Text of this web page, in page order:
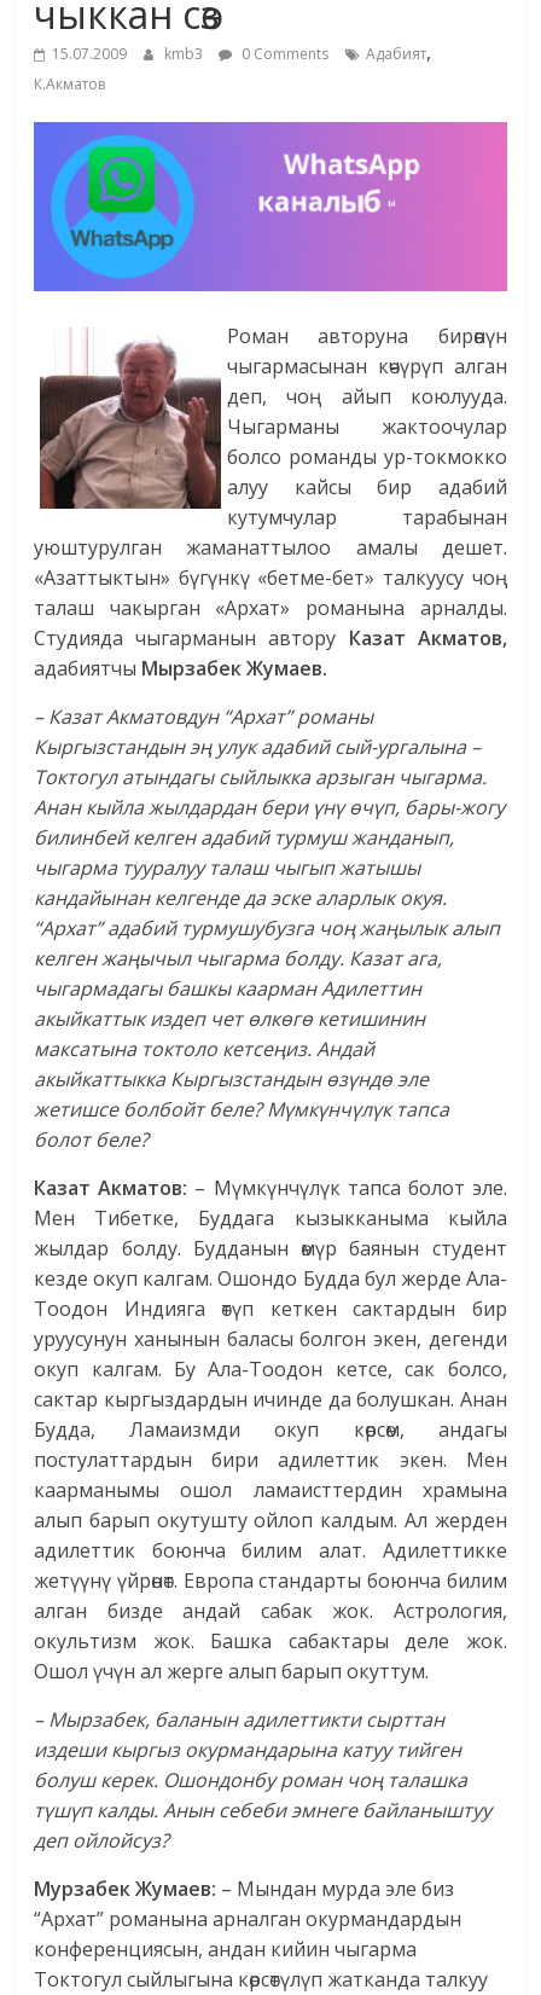
жана
адабияты
чыккан сөз
15.07.2009 kmb3 0 Comments Адабият,
К.Акматов
Роман авторуна бирөөнүн
чыгармасынан көчүрүп алган
деп, чоң айып коюлууда.
Чыгарманы жактоочулар
болсо романды ур-токмокко
алуу кайсы бир адабий
кутумчулар тарабынан
уюштурулган жаманаттылоо амалы дешет.
«Азаттыктын» бүгүнкү «бетме-бет» талкуусу чоң
талаш чакырган «Архат» романына арналды.
Студияда чыгарманын автору Казат Акматов,
адабиятчы Мырзабек Жумаев.
– Казат Акматовдун “Архат” романы
Кыргызстандын эң улук адабий сый-ургалына –
Токтогул атындагы сыйлыкка арзыган чыгарма.
Анан кыйла жылдардан бери үнү өчүп, бары-жогу
билинбей келген адабий турмуш жанданып,
чыгарма тууралуу талаш чыгып жатышы
кандайынан келгенде да эске аларлык окуя.
“Архат” адабий турмушубузга чоң жаңылык алып
келген жаңычыл чыгарма болду. Казат ага,
чыгармадагы башкы каарман Адилеттин
акыйкаттык издеп чет өлкөгө кетишинин
максатына токтоло кетсеңиз. Андай
акыйкаттыкка Кыргызстандын өзүндө эле
жетишсе болбойт беле? Мүмкүнчүлүк тапса
болот беле?
Казат Акматов: – Мүмкүнчүлүк тапса болот эле.
Мен Тибетке, Буддага кызыкканыма кыйла
жылдар болду. Будданын өмүр баянын студент
кезде окуп калгам. Ошондо Будда бул жерде Ала-
Тоодон Индияга өтүп кеткен сактардын бир
уруусунун ханынын баласы болгон экен, дегенди
окуп калгам. Бу Ала-Тоодон кетсе, сак болсо,
сактар кыргыздардын ичинде да болушкан. Анан
Будда, Ламаизмди окуп көрсөм, андагы
постулаттардын бири адилеттик экен. Мен
каарманымы ошол ламаисттердин храмына
алып барып окутушту ойлоп калдым. Ал жерден
адилеттик боюнча билим алат. Адилеттикке
жетүүнү үйрөнөт. Европа стандарты боюнча билим
алган бизде андай сабак жок. Астрология,
окультизм жок. Башка сабактары деле жок.
Ошол үчүн ал жерге алып барып окуттум.
– Мырзабек, баланын адилеттикти сырттан
издеши кыргыз окурмандарына катуу тийген
болуш керек. Ошондонбу роман чоң талашка
түшүп калды. Анын себеби эмнеге байланыштуу
деп ойлойсуз?
Мурзабек Жумаев: – Мындан мурда эле биз
“Архат” романына арналган окурмандардын
конференциясын, андан кийин чыгарма
Токтогул сыйлыгына көрсөтүлүп жатканда талкуу